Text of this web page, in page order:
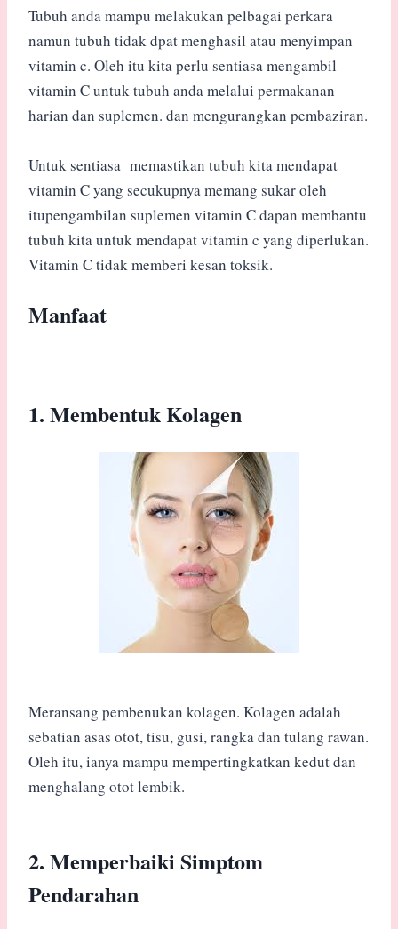
Tubuh anda mampu melakukan pelbagai perkara
namun tubuh tidak dpat menghasil atau menyimpan
vitamin c. Oleh itu kita perlu sentiasa mengambil
vitamin C untuk tubuh anda melalui permakanan
harian dan suplemen. dan mengurangkan pembaziran.
Untuk sentiasa memastikan tubuh kita mendapat
vitamin C yang secukupnya memang sukar oleh
itupengambilan suplemen vitamin C dapan membantu
tubuh kita untuk mendapat vitamin c yang diperlukan.
Vitamin C tidak memberi kesan toksik.
Manfaat
1. Membentuk Kolagen
Meransang pembenukan kolagen. Kolagen adalah
sebatian asas otot, tisu, gusi, rangka dan tulang rawan.
Oleh itu, ianya mampu mempertingkatkan kedut dan
menghalang otot lembik.
2. Memperbaiki Simptom
Pendarahan